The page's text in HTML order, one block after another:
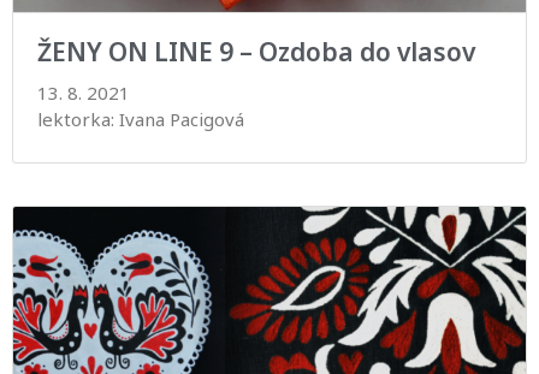
ŽENY ON LINE 9 – Ozdoba do vlasov
13. 8. 2021
lektorka: Ivana Pacigová